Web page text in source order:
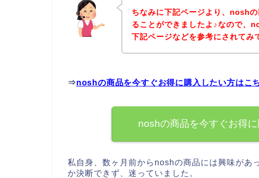
ちなみに下記ページより、nosh
ることができましたよ♪なので、
下記ページなどを参考にされてみ
⇒noshの商品を今すぐお得に購入したい方はこ
noshの商品を今すぐお得
私自身、数ヶ月前からnoshの商品には興味があ
か決断できず、迷っていました。